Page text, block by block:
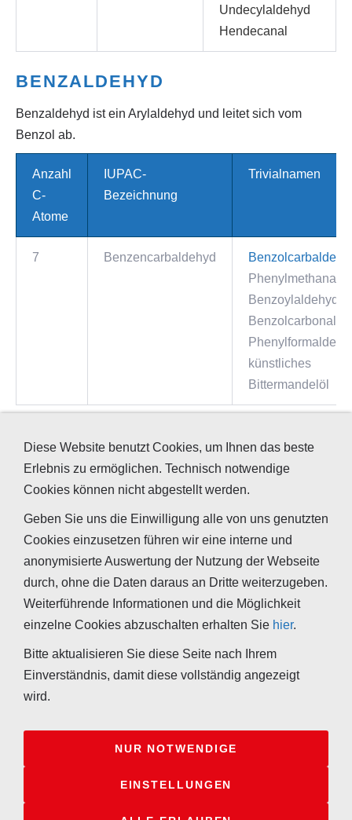
Undecylaldehyd
Hendecanal
BENZALDEHYD
Benzaldehyd ist ein Arylaldehyd und leitet sich vom
Benzol ab.
Anzahl
C-
Atome
IUPAC-
Bezeichnung
Trivialnamen
7 Benzencarbaldehyd
Phenylmethanal
Benzoylaldehyd
Benzolcarbonal
künstliches
Bittermandelöl
Name Weitere Namen
Valeraldehyd n-Pentanal
Isovaleraldehyd iso-Pentanal
2-Methylbutyraldehyd sec-Pentanal
Widerrufsrecht für VerbraucherDatenschutzerklärung
Diese Website benutzt Cookies, um Ihnen das beste
Erlebnis zu ermöglichen. Technisch notwendige
Cookies können nicht abgestellt werden.
Geben Sie uns die Einwilligung alle von uns genutzten
Cookies einzusetzen führen wir eine interne und
anonymisierte Auswertung der Nutzung der Webseite
durch, ohne die Daten daraus an Dritte weiterzugeben.
Weiterführende Informationen und die Möglichkeit
einzelne Cookies abzuschalten erhalten Sie hier.
Bitte aktualisieren Sie diese Seite nach Ihrem
Einverständnis, damit diese vollständig angezeigt
wird.
NUR NOTWENDIGE
EINSTELLUNGEN